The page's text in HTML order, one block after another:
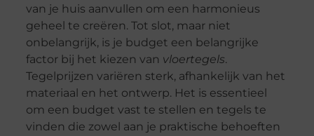
van je huis aanvullen om een harmonieus
geheel te creëren. Tot slot, maar niet
onbelangrijk, is je budget een belangrijke
factor bij het kiezen van vloertegels.
Tegelprijzen variëren sterk, afhankelijk van het
materiaal en het ontwerp. Het is essentieel
om een budget vast te stellen en tegels te
vinden die zowel aan je praktische behoeften